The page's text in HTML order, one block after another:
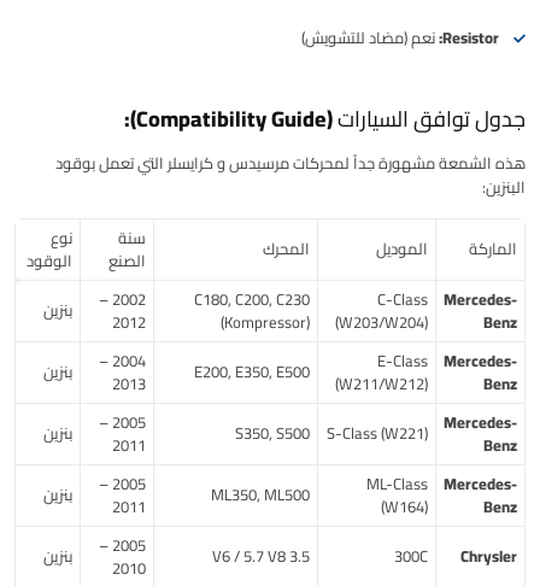
Resistor: نعم (مضاد للتشويش)
جدول توافق السيارات (Compatibility Guide):
هذه الشمعة مشهورة جداً لمحركاتمرسيدسوكرايسلرالتي تعمل بوقود
البنزين:
الماركة الموديل المحرك سنة
الصنع
نوع
الوقود
Mercedes-
Benz
C-Class
(W203/W204)
C180, C200, C230
(Kompressor)
2002 –
2012
بنزين
Mercedes-
Benz
E-Class
(W211/W212)
E200, E350, E500
2004 –
2013
بنزين
Mercedes-
Benz
S-Class (W221)
S350, S500
2005 –
2011
بنزين
Mercedes-
Benz
ML-Class
(W164)
ML350, ML500
2005 –
2011 بنزين
Chrysler
300C
3.5 V6 / 5.7 V8
2005 –
2010 بنزين